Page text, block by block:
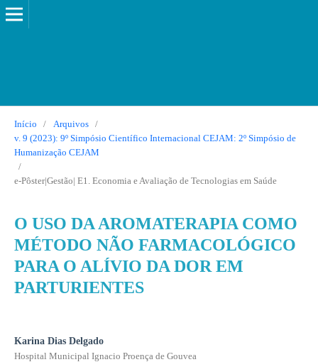
Início / Arquivos
/
v. 9 (2023): 9º Simpósio Científico Internacional CEJAM: 2º Simpósio de
Humanização CEJAM
/
e-Pôster|Gestão| E1. Economia e Avaliação de Tecnologias em Saúde
O USO DA AROMATERAPIA COMO
MÉTODO NÃO FARMACOLÓGICO
PARA O ALÍVIO DA DOR EM
PARTURIENTES
Karina Dias Delgado
Hospital Municipal Ignacio Proença de Gouvea